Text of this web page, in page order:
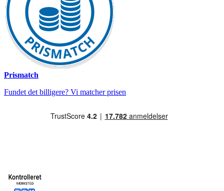
Prismatch
Fundet det billigere? Vi matcher prisen